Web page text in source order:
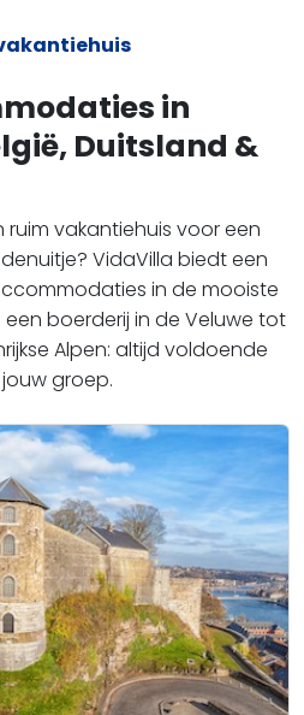
in
Duitsland &
ruim vakantiehuis voor een
VidaVilla biedt een
in de mooiste
een boerderij in de Veluwe tot
Alpen: altijd voldoende
groep.